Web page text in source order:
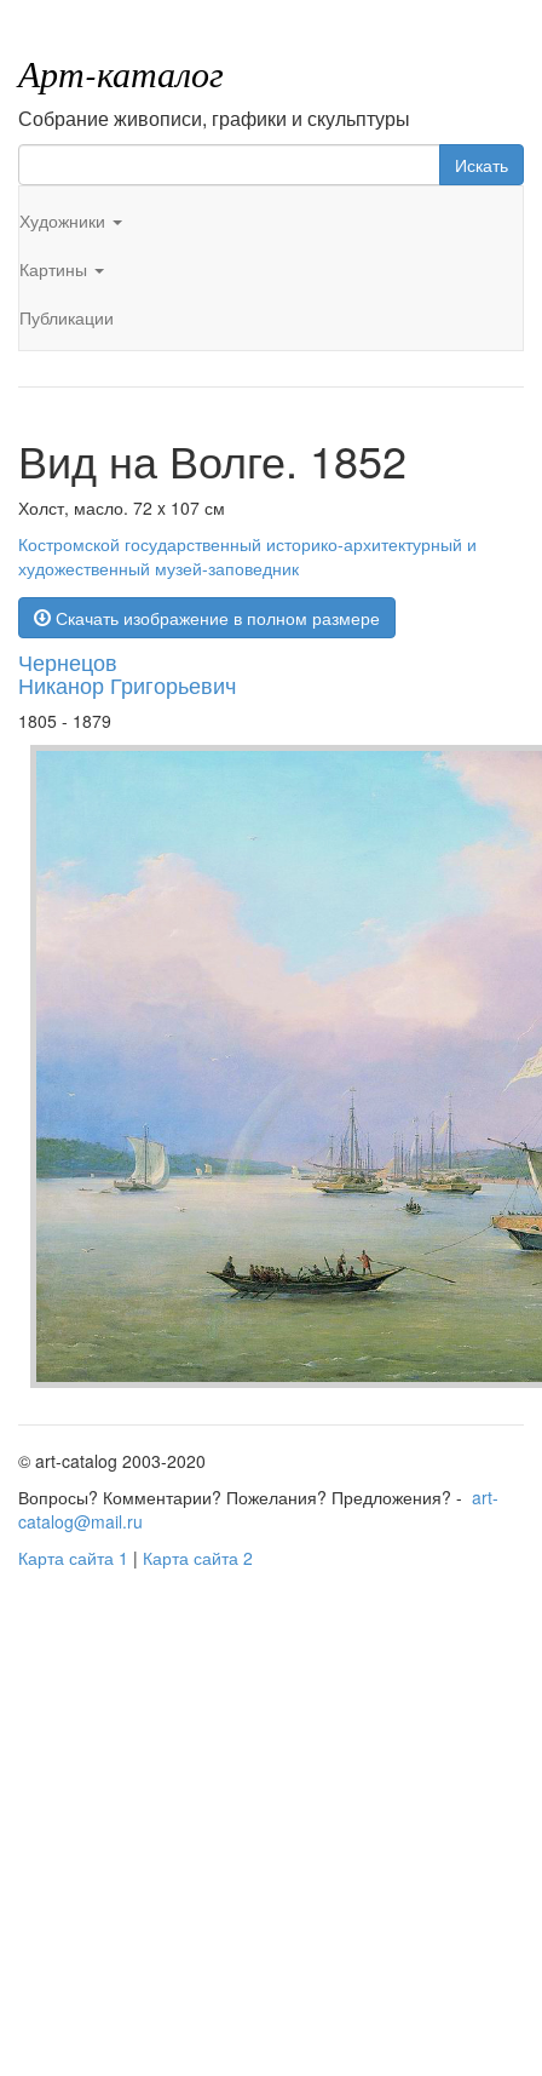
Арт-каталог
Собрание живописи, графики и скульптуры
Искать
Художники
Картины
Публикации
Вид на Волге. 1852
Холст, масло. 72 x 107 см
Костромской государственный историко-архитектурный и
художественный музей-заповедник
Скачать изображение в полном размере
Чернецов
Никанор Григорьевич
1805 - 1879
© art-catalog 2003-2020
Вопросы? Комментарии? Пожелания? Предложения? - art-
catalog@mail.ru
Карта сайта 1 | Карта сайта 2